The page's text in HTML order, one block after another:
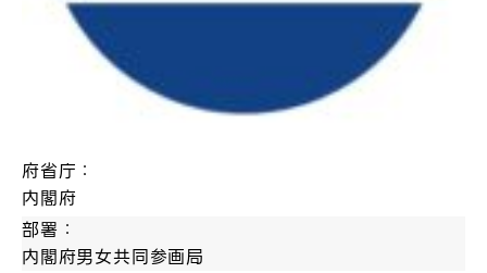
府省庁：
内閣府
部署：
内閣府男女共同参画局